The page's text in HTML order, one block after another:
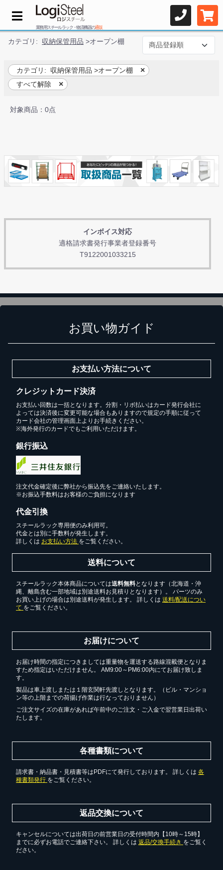
業務用スチールラック・物流機器の通販
インボイス対応
適格請求書発行事業者登録番号
T9122001033215
カテゴリ: 収納保管用品 >オープン棚
カテゴリ: 収納保管用品 >オープン棚
すべて解除
対象商品：0点
お買い物ガイド
お支払い方法について
クレジットカード決済
お支払い回数は一括となります。分割・リボ払いはカード発行会社に
よっては決済後に変更可能な場合もありますので規定の手順に従って
カード会社の管理画面上よりお手続きください。
※海外発行のカードでもご利用いただけます。
銀行振込
注文代金確定後に弊社から振込先をご連絡いたします。
※お振込手数料はお客様のご負担になります
代金引換
スチールラック専用便のみ利用可。
代金とは別に手数料が発生します。
詳しくは お支払い方法 をご覧ください。
送料について
スチールラック本体商品については送料無料となります（北海道・沖
縄、離島含む一部地域は別途送料お見積りとなります）。 パーツのみ
お買い上げの場合は別途送料が発生します。 詳しくは 送料/配送につい
て をご覧ください。
お届けについて
お届け時間の指定につきましては重量物を運送する路線混載便となりま
すため指定はいただけません。 AM9:00～PM6:00内にてお届け致しま
す。
製品は車上渡しまたは１階玄関軒先渡しとなります。（ビル・マンショ
ン等の上階までの荷揚げ作業は行なっておりません）
ご注文サイズの在庫があれば午前中のご注文・ご入金で翌営業日出荷い
たします。
各種書類について
請求書・納品書・見積書等はPDFにて発行しております。 詳しくは 各
種書類発行 をご覧ください。
返品交換について
キャンセルについては出荷日の前営業日の受付時間内【10時～15時】
までに必ずお電話でご連絡下さい。 詳しくは 返品/交換手続き をご覧く
ださい。
スチールラック3台以上の場合、見積書にてお値引き保証い
ます(安心保証付き)
カートへ進む
お買い物を続ける